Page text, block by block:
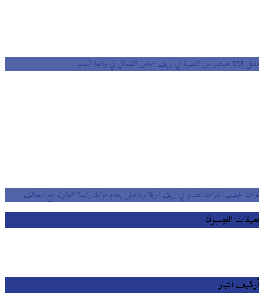
مقتل ثلاثة عناصر من النصرة في ريف حمص الشمالي في واقعة تسمم
قوات غضب الفرات تتقدم في ريف الرقة وداعش يعدم مواطنا بتهمة التعاون مع التحالف
تعليقات الفيسبوك
أرشيف التيار